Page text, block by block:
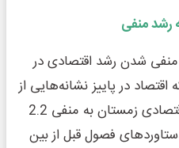
رشد منفی
شدن رشد اقتصادی در
در پاییز نشانه‌هایی از
بهبود را تجربه کرده بود، رشد اقتصادی زمستان به منفی 2.2
فصول قبل از بین